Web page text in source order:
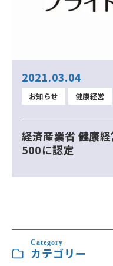
2021.03.04
お知らせ 健康経営
経済産業省 健康
500に認定
Category
カテゴリー